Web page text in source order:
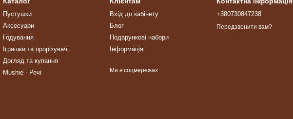
Пустушки
Аксесуари
Годування
Іграшки та прорізувачі
Догляд та купання
Mushie - Речі
Вхід до кабінету
Блог
Подарункові набори
Інформація
Ми в соцмережах
+380730847238
Передзвонити вам?